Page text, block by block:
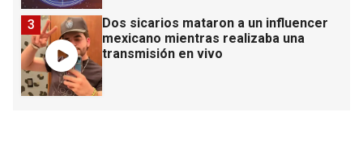
Dos sicarios mataron a un influencer
mexicano mientras realizaba una
transmisión en vivo
3